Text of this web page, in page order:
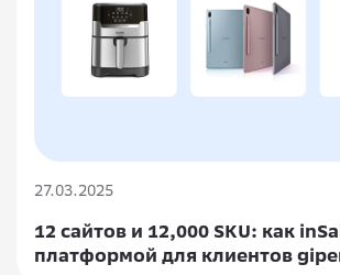
27.03.2025
12 сайтов и 12,000 SKU: как
платформой для клиентов